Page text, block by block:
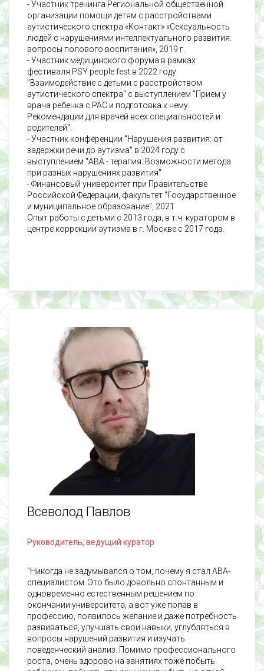
- Участник тренинга Региональной общественной
организации помощи детям с расстройствами
аутистического спектра «Контакт» «Сексуальность
людей с нарушениями интеллектуального развития:
вопросы полового воспитания», 2019 г.
- Участник медицинского форума в рамках
фестиваля PSY people fest в 2022 году
"Взаимодействие с детьми с расстройством
аутистического спектра" с выступлением "Прием у
врача ребенка с РАС и подготовка к нему.
Рекомендации для врачей всех специальностей и
родителей".
- Участник конференции "Нарушения развития: от
задержки речи до аутизма" в 2024 году с
выступлением "ABA - терапия: Возможности метода
при разных нарушениях развития"
- Финансовый университет при Правительстве
Российской Федерации, факультет "Государственное
и муниципальное образование", 2021
Опыт работы с детьми с 2013 года, в т.ч. куратором в
центре коррекции аутизма в г. Москве с 2017 года.
Всеволод Павлов
Руководитель, ведущий куратор
"Никогда не задумывался о том, почему я стал АВА-
специалистом. Это было довольно спонтанным и
одновременно естественным решением по
окончании университета, а вот уже попав в
профессию, появилось желание и даже потребность
развиваться, улучшать свои навыки, углубляться в
вопросы нарушений развития и изучать
поведенческий анализ. Помимо профессионального
роста, очень здорово на занятиях тоже побыть